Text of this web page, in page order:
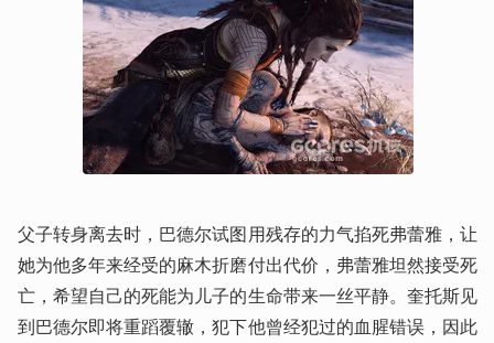
父子转身离去时，巴德尔试图用残存的力气掐死弗蕾雅，让
她为他多年来经受的麻木折磨付出代价，弗蕾雅坦然接受死
亡，希望自己的死能为儿子的生命带来一丝平静。奎托斯见
到巴德尔即将重蹈覆辙，犯下他曾经犯过的血腥错误，因此